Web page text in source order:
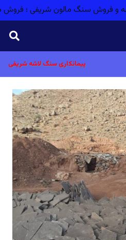
و فروش سنگ مالون شریفی ؛ فروش
پیمانکاری سنگ لاشه شریفی